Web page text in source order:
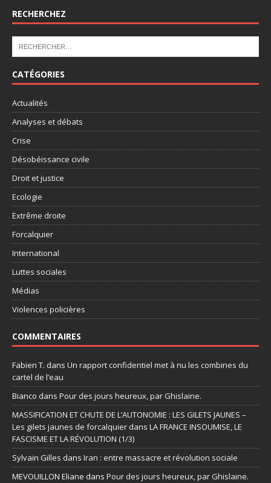
RECHERCHEZ
CATÉGORIES
Actualités
Analyses et débats
Crise
Désobéissance civile
Droit et justice
Ecologie
Extrême droite
Forcalquier
International
Luttes sociales
Médias
Violences policières
COMMENTAIRES
Fabien T. dans Un rapport confidentiel met à nu les combines du
cartel de l’eau
Bianco dans Pour des jours heureux, par Ghislaine.
MASSIFICATION ET CHUTE DE L’AUTONOMIE : LES GILETS JAUNES –
Les gilets jaunes de forcalquier dans LA FRANCE INSOUMISE, LE
FASCISME ET LA RÉVOLUTION (1/3)
Sylvain Gilles dans Iran : entre massacre et révolution sociale
MEVOUILLON Eliane dans Pour des jours heureux, par Ghislaine.